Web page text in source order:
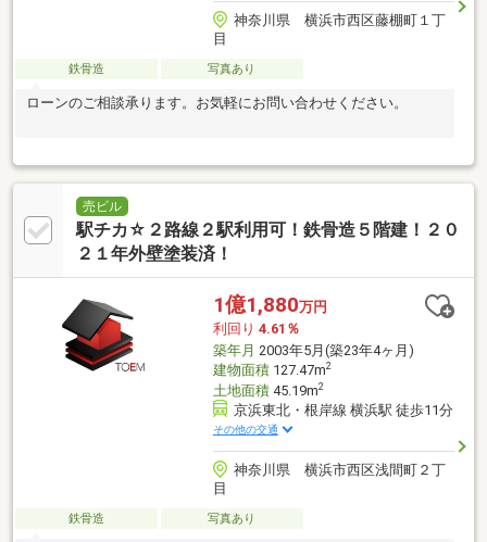
神奈川県 横浜市西区藤棚町１丁
目
鉄骨造 写真あり
ローンのご相談承ります。お気軽にお問い合わせください。
売ビル
駅チカ☆２路線２駅利用可！鉄骨造５階建！２０
２１年外壁塗装済！
1億1,880万円
利回り 4.61％
築年月 2003年5月(築23年4ヶ月)
建物面積127.47m2
土地面積45.19m2
京浜東北・根岸線 横浜駅 徒歩11分
その他の交通
神奈川県 横浜市西区浅間町２丁
目
鉄骨造 写真あり